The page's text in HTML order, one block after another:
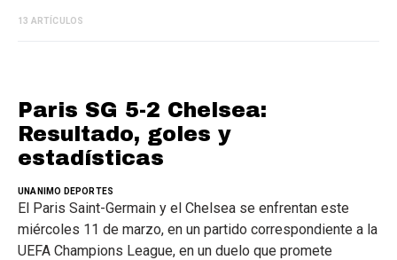
13 ARTÍCULOS
Paris SG 5-2 Chelsea:
Resultado, goles y
estadísticas
UNANIMO DEPORTES
El Paris Saint-Germain y el Chelsea se enfrentan este
miércoles 11 de marzo, en un partido correspondiente a la
UEFA Champions League, en un duelo que promete